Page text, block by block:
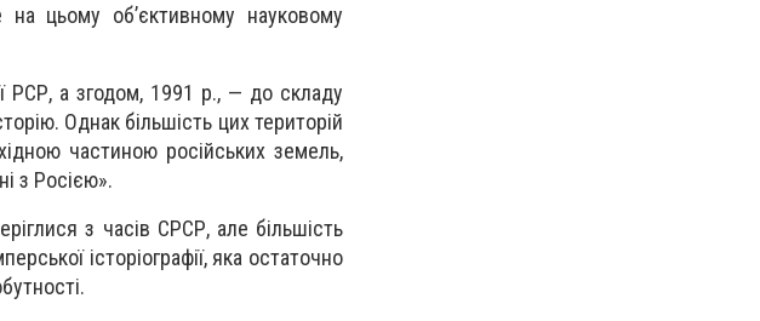
на цьому об’єктивному науковому
РСР, а згодом, 1991 р., — до складу
Однак більшість цих територій
частиною російських земель,
з Росією».
з часів СРСР, але більшість
історіографії, яка остаточно